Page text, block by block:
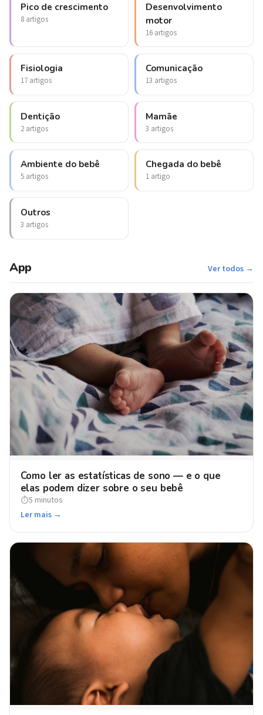
Pico de crescimento
8 artigos
Desenvolvimento
motor
16 artigos
Fisiologia
17 artigos
Comunicação
13 artigos
Dentição
2 artigos
Mamãe
3 artigos
Ambiente do bebê
5 artigos
Chegada do bebê
1 artigo
Outros
3 artigos
App Ver todos →
Como ler as estatísticas de sono — e o que
elas podem dizer sobre o seu bebê
⏱5 minutos
Ler mais →